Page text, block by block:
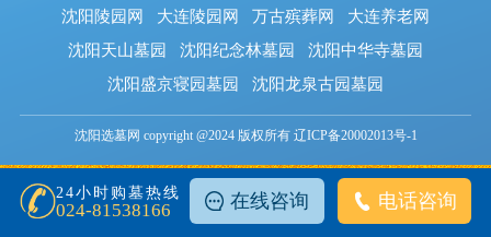
沈阳陵园网 大连陵园网 万古殡葬网
大连养老网
沈阳天山墓园
沈阳纪念林墓园
沈阳中华寺墓园
沈阳盛京寝园墓园
沈阳龙泉古园墓园
沈阳选墓网 copyright @2024 版权所有 辽ICP备20002013号-1
24小时购墓热线
024-81538166 在线咨询 电话咨询